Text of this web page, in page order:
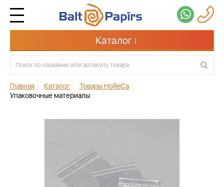
Каталог
Главная Каталог Товары HoReCa
Упаковочные материалы